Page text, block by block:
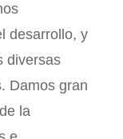
desarrollo, y
diversas
Damos gran
la